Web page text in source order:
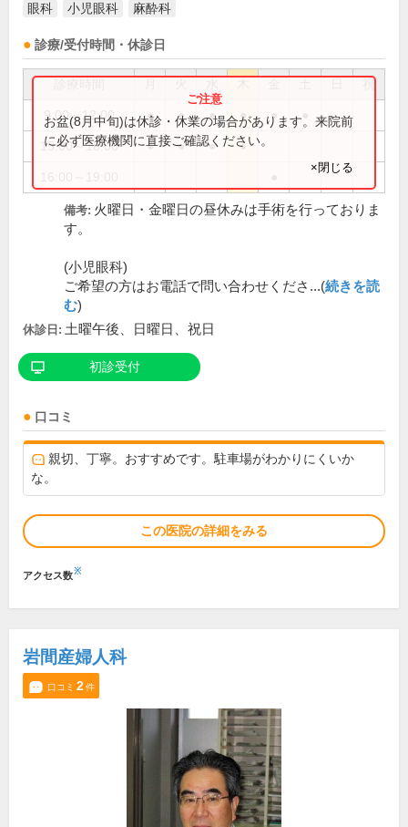
眼科 小児眼科 麻酔科
診療/受付時間・休診日
祝
9:00～12:00 ● ● ● ● ●
15:00～18:00 ● ● ● ●
お盆(8月中旬)は休診・休業の場合があります。来院前
に必ず医療機関に直接ご確認ください。
×閉じる
備考: 火曜日・金曜日の昼休みは手術を行っておりま
す。
(小児眼科)
ご希望の方はお電話で問い合わせくださ...(続きを読
む)
休診日: 土曜午後、日曜日、祝日
初診受付
口コミ
親切、丁寧。おすすめです。駐車場がわかりにくいか
な。
この医院の詳細をみる
アクセス数※
岩間産婦人科
口コミ 2件